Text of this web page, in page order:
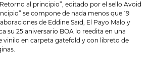
al principio”, editado por el sello Avoid
se compone de nada menos que 19
de Eddine Saïd, El Payo Malo y
su 25 aniversario BOA lo reedita en una
vinilo en carpeta gatefold y con libreto de